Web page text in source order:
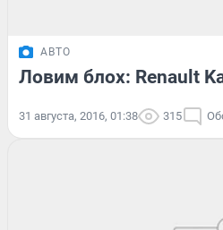
АВТО
Ловим блох: Renault
31 августа, 2016, 01:38 315